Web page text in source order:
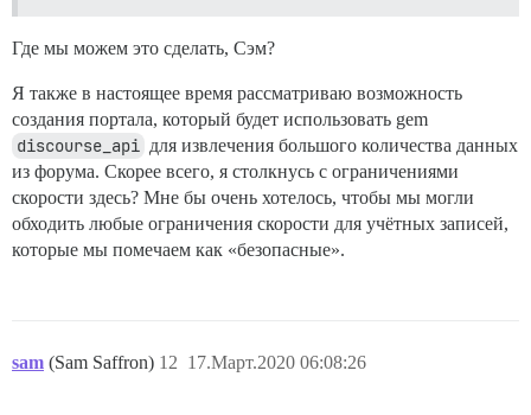
Где мы можем это сделать, Сэм?
Я также в настоящее время рассматриваю возможность
создания портала, который будет использовать gem
discourse_api для извлечения большого количества данных
из форума. Скорее всего, я столкнусь с ограничениями
скорости здесь? Мне бы очень хотелось, чтобы мы могли
обходить любые ограничения скорости для учётных записей,
которые мы помечаем как «безопасные».
sam (Sam Saffron) 17.Март.2020 06:08:26
12